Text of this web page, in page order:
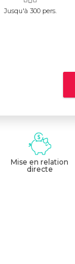
Jusqu'à 300 pers.
Mise en relation
directe